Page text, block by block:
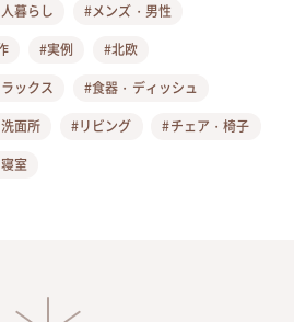
暮らし
#メンズ・男性
#実例
#北欧
ックス
#食器・ディッシュ
面所 #リビング
#チェア・椅子
室